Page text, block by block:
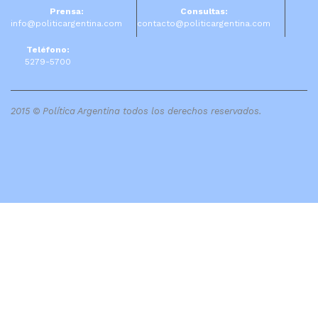
Prensa:
info@politicargentina.com
Consultas:
contacto@politicargentina.com
Teléfono:
5279-5700
2015 © Política Argentina todos los derechos reservados.